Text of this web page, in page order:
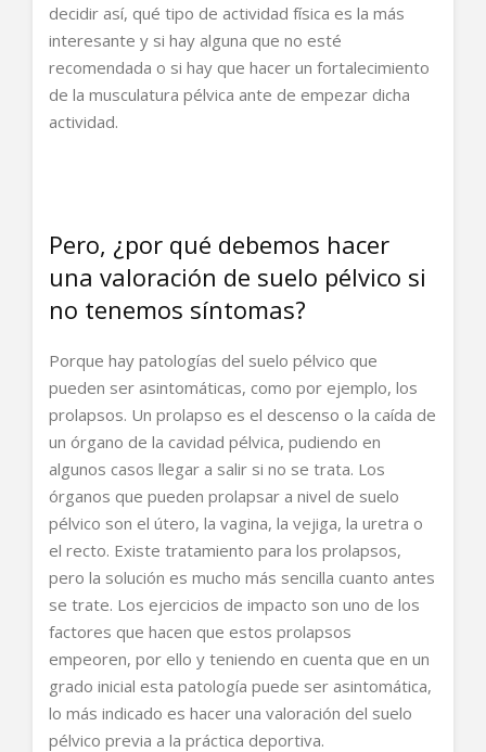
decidir así, qué tipo de actividad física es la más
interesante y si hay alguna que no esté
recomendada o si hay que hacer un fortalecimiento
de la musculatura pélvica ante de empezar dicha
actividad.
Pero, ¿por qué debemos hacer
una valoración de suelo pélvico si
no tenemos síntomas?
Porque hay patologías del suelo pélvico que
pueden ser asintomáticas, como por ejemplo, los
prolapsos. Un prolapso es el descenso o la caída de
un órgano de la cavidad pélvica, pudiendo en
algunos casos llegar a salir si no se trata. Los
órganos que pueden prolapsar a nivel de suelo
pélvico son el útero, la vagina, la vejiga, la uretra o
el recto. Existe tratamiento para los prolapsos,
pero la solución es mucho más sencilla cuanto antes
se trate. Los ejercicios de impacto son uno de los
factores que hacen que estos prolapsos
empeoren, por ello y teniendo en cuenta que en un
grado inicial esta patología puede ser asintomática,
lo más indicado es hacer una valoración del suelo
pélvico previa a la práctica deportiva.